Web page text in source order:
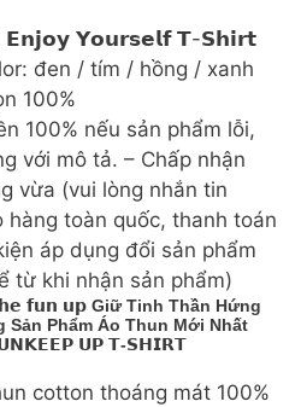
𝗬𝗼𝘂𝗿𝘀𝗲𝗹𝗳 𝗧-𝗦𝗵𝗶𝗿𝘁
đen / tím / hồng / xanh
100%
100% nếu sản phẩm lỗi,
với mô tả. – Chấp nhận
vừa (vui lòng nhắn tin
hàng toàn quốc, thanh toán
áp dụng đổi sản phẩm
từ khi nhận sản phẩm)
𝗳𝘂𝗻 𝘂𝗽 Giữ Tinh Thần Hứng
Sản Phẩm Áo Thun Mới Nhất
𝗨𝗣 𝗧-𝗦𝗛𝗜𝗥𝗧
cotton thoáng mát 100%